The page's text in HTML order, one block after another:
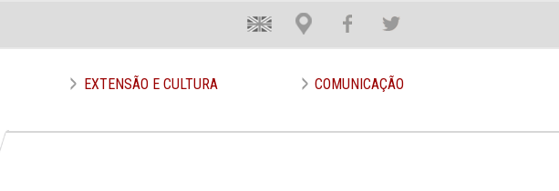
Loca
EXTENSÃO E CULTURA COMUNICAÇÃO